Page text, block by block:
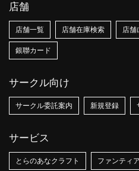
店舗
店舗一覧 店舗在庫検索 店舗
銀聯カード
サークル向け
サークル委託案内 新規登録
サービス
とらのあなクラフト ファンティ